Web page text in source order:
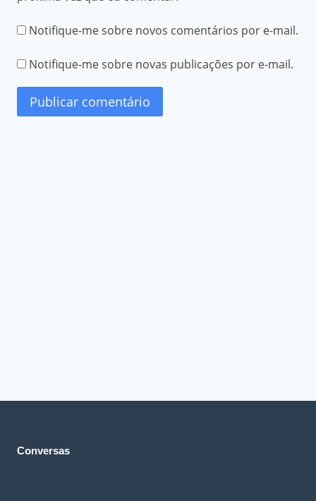
Notifique-me sobre novos comentários por e-mail.
Notifique-me sobre novas publicações por e-mail.
Conversas